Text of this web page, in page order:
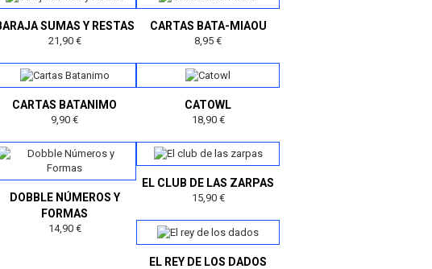
SUMAS Y RESTAS
21,90 €
CARTAS BATA-MIAOU
8,95 €
CARTAS BATANIMO
9,90 €
CATOWL
18,90 €
DOBBLE NÚMEROS Y
FORMAS
14,90 €
EL CLUB DE LAS ZARPAS
15,90 €
EL REY DE LOS DADOS